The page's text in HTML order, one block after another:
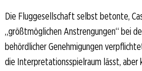
Die Fluggesellschaft selbst betonte,
„größtmöglichen Anstrengungen“ bei
behördlicher Genehmigungen
die Interpretationsspielraum lässt, aber